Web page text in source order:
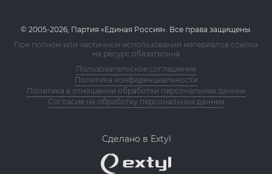
© 2005-2026, Партия «Единая Россия». Все права защищены.
При полном или частичном использовании материалов ссылка
на ресурс обязательна
Пользовательское соглашение
Политика конфиденциальности
Политика в отношении обработки персональных данных
Согласие на обработку персональных данных
Сделано в Extyl